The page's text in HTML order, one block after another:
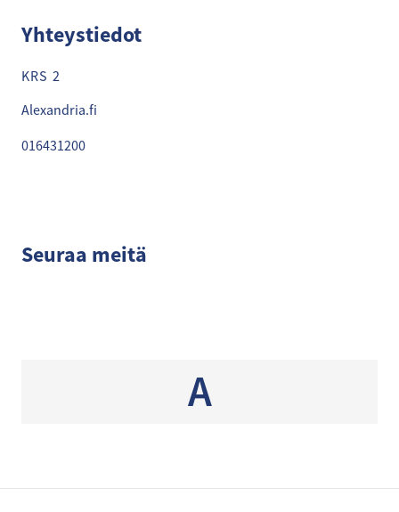
Yhteystiedot
KRS 2
Alexandria.fi
016431200
Seuraa meitä
A